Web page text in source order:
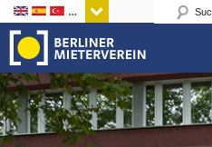
Sprachen